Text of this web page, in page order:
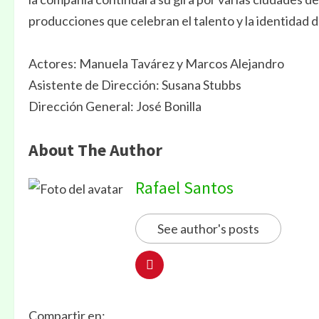
producciones que celebran el talento y la identidad
Actores: Manuela Tavárez y Marcos Alejandro
Asistente de Dirección: Susana Stubbs
Dirección General: José Bonilla
About The Author
Rafael Santos
See author's posts
Compartir en: